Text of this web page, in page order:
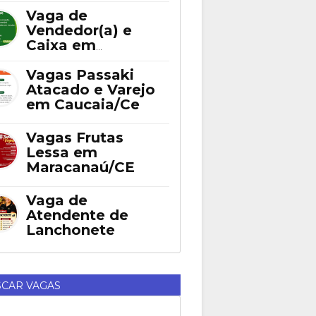
Vaga de
Vendedor(a) e
Caixa em
Vagas Passaki
Atacado e Varejo
em Caucaia/Ce
Vagas Frutas
Lessa em
Maracanaú/CE
Vaga de
Atendente de
Lanchonete
VAGAS